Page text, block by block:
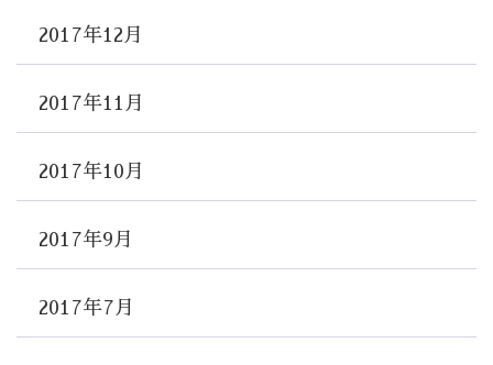
2017年12月
2017年11月
2017年10月
2017年9月
2017年7月